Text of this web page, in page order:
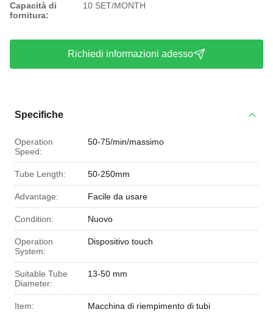
Capacità di
fornitura:
10 SET/MONTH
Richiedi informazioni adesso
Specifiche
Operation
Speed:
50-75/min/massimo
Tube Length: 50-250mm
Advantage: Facile da usare
Condition: Nuovo
Operation
System:
Dispositivo touch
Suitable Tube
Diameter:
13-50 mm
Item: Macchina di riempimento di tubi